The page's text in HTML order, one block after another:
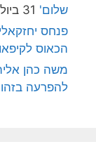
שלום' 31 ביולי 2026
פנחס
הכאוס
משה כהן
להפרעה